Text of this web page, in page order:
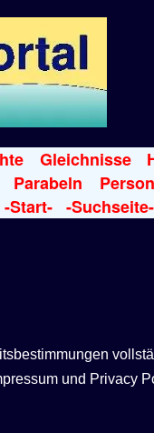
Gleichnisse
Parabeln
-Start- -Suchseite-
und Privacy